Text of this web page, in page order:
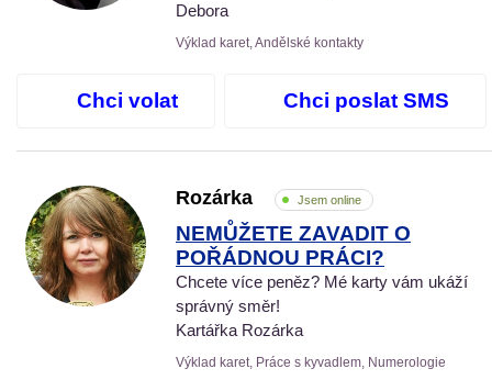
Debora
Výklad karet, Andělské kontakty
Chci volat Chci poslat SMS
Rozárka Jsem online
NEMŮŽETE ZAVADIT O
POŘÁDNOU PRÁCI?
Chcete více peněz? Mé karty vám ukáží
správný směr!
Kartářka Rozárka
Výklad karet, Práce s kyvadlem, Numerologie